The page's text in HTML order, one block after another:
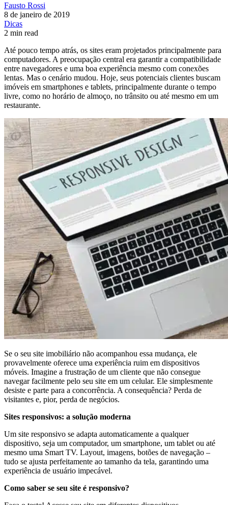
Fausto Rossi
8 de janeiro de 2019
Dicas
2 min read
Até pouco tempo atrás, os sites eram projetados principalmente para
computadores. A preocupação central era garantir a compatibilidade
entre navegadores e uma boa experiência mesmo com conexões
lentas. Mas o cenário mudou. Hoje, seus potenciais clientes buscam
imóveis em smartphones e tablets, principalmente durante o tempo
livre, como no horário de almoço, no trânsito ou até mesmo em um
restaurante.
Se o seu site imobiliário não acompanhou essa mudança, ele
provavelmente oferece uma experiência ruim em dispositivos
móveis. Imagine a frustração de um cliente que não consegue
navegar facilmente pelo seu site em um celular. Ele simplesmente
desiste e parte para a concorrência. A consequência? Perda de
visitantes e, pior, perda de negócios.
Sites responsivos: a solução moderna
Um site responsivo se adapta automaticamente a qualquer
dispositivo, seja um computador, um smartphone, um tablet ou até
mesmo uma Smart TV. Layout, imagens, botões de navegação –
tudo se ajusta perfeitamente ao tamanho da tela, garantindo uma
experiência de usuário impecável.
Como saber se seu site é responsivo?